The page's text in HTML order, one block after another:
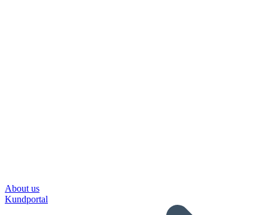
About us
Kundportal